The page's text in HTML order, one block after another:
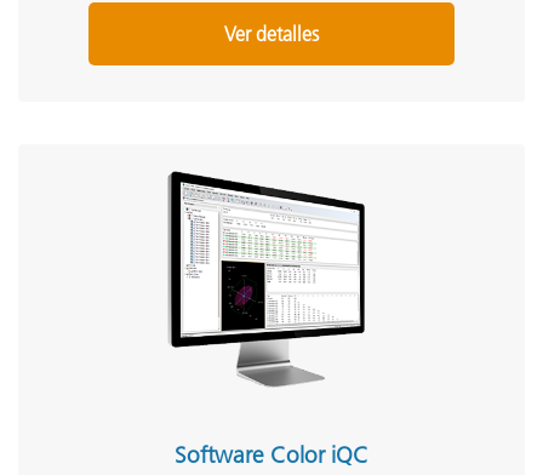
Ver detalles
Software Color iQC